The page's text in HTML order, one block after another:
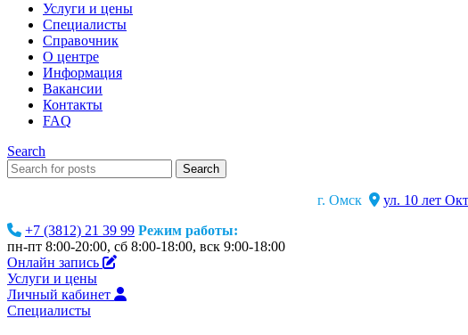
Услуги и цены
Специалисты
Справочник
О центре
Информация
Вакансии
Контакты
FAQ
Search
Search
г. Омск ул. 10 лет
+7 (3812) 21 39 99 Режим работы:
пн-пт 8:00-20:00, сб 8:00-18:00, вск 9:00-18:00
Онлайн запись
Услуги и цены
Личный кабинет
Специалисты